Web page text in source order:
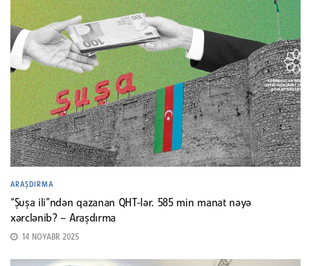
ARAŞDIRMA
“Şuşa ili”ndən qazanan QHT-lər. 585 min manat nəyə
xərclənib? – Araşdırma
14 NOYABR 2025